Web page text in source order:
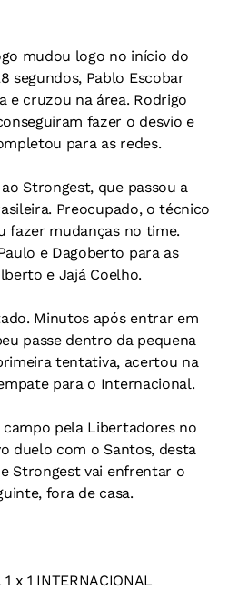
mudou logo no início do
segundos, Pablo Escobar
e cruzou na área. Rodrigo
fazer o desvio e
para as redes.
Strongest, que passou a
Preocupado, o técnico
fazer mudanças no time.
e Dagoberto para as
e Jajá Coelho.
Minutos após entrar em
passe dentro da pequena
tentativa, acertou na
para o Internacional.
pela Libertadores no
duelo com o Santos, desta
Strongest vai enfrentar o
fora de casa.
x 1 INTERNACIONAL